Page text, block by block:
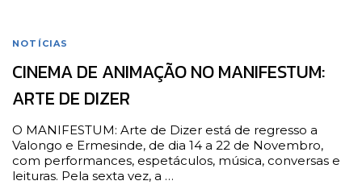
NOTÍCIAS
CINEMA DE ANIMAÇÃO NO MANIFESTUM:
ARTE DE DIZER
O MANIFESTUM: Arte de Dizer está de regresso a
Valongo e Ermesinde, de dia 14 a 22 de Novembro,
com performances, espetáculos, música, conversas e
leituras. Pela sexta vez, a …